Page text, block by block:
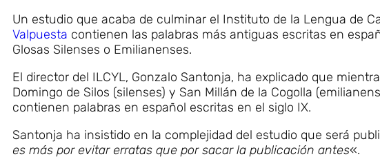
Un estudio que acaba de culminar el Instituto de la Lengua de
Valpuesta contienen las palabras más antiguas escritas en
Glosas Silenses o Emilianenses.
El director del ILCYL, Gonzalo Santonja, ha explicado que
Domingo de Silos (silenses) y San Millán de la Cogolla
contienen palabras en español escritas en el siglo IX.
Santonja ha insistido en la complejidad del estudio que será
es más por evitar erratas que por sacar la publicación antes«.